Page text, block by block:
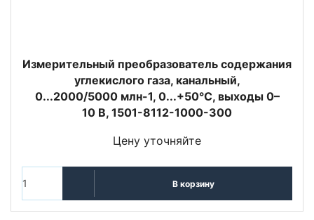
Измерительный преобразователь содержания
углекислого газа, канальный,
0...2000/5000 млн-1, 0...+50°C, выходы 0–
10 В, 1501-8112-1000-300
Цену уточняйте
В корзину